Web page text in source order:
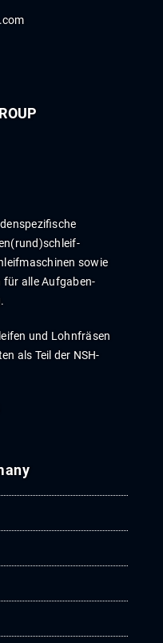
sowie
für alle Auf­gaben­
und Lohn­fräs­en
als Teil der NSH-